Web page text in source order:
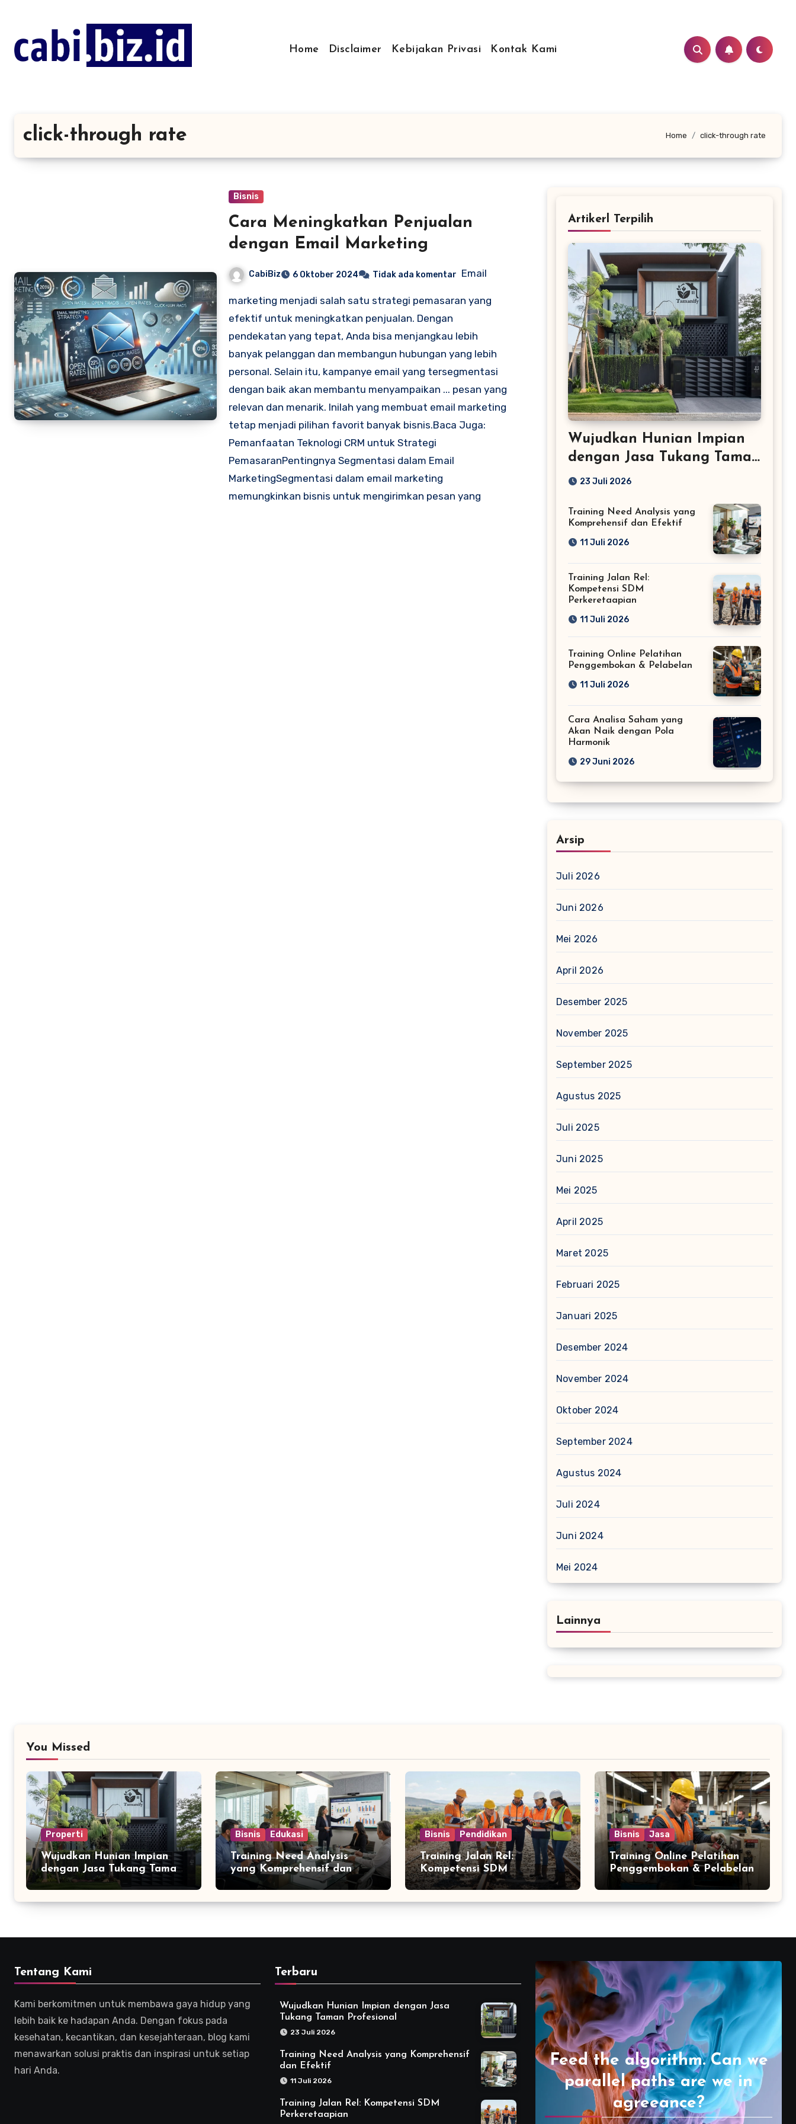
konten
Home
Disclaimer Kebijakan Privasi Kontak Kami
click-through rate Home click-through rate
Bisnis
Cara Meningkatkan Penjualan
dengan Email Marketing
CabiBiz 6 Oktober 2024 Tidak ada komentar Email
marketing menjadi salah satu strategi pemasaran yang
efektif untuk meningkatkan penjualan. Dengan
pendekatan yang tepat, Anda bisa menjangkau lebih
banyak pelanggan dan membangun hubungan yang lebih
personal. Selain itu, kampanye email yang tersegmentasi
dengan baik akan membantu menyampaikan ... pesan yang
relevan dan menarik. Inilah yang membuat email marketing
tetap menjadi pilihan favorit banyak bisnis.Baca Juga:
Pemanfaatan Teknologi CRM untuk Strategi
PemasaranPentingnya Segmentasi dalam Email
MarketingSegmentasi dalam email marketing
memungkinkan bisnis untuk mengirimkan pesan yang
Artikerl Terpilih
Wujudkan Hunian Impian
dengan Jasa Tukang Taman
Profesional
23 Juli 2026
Training Need Analysis yang
Komprehensif dan Efektif
11 Juli 2026
Training Jalan Rel:
Kompetensi SDM
Perkeretaapian
11 Juli 2026
Training Online Pelatihan
Penggembokan & Pelabelan
11 Juli 2026
Cara Analisa Saham yang
Akan Naik dengan Pola
Harmonik
29 Juni 2026
Arsip
Juli 2026
Juni 2026
Mei 2026
April 2026
Desember 2025
November 2025
September 2025
Agustus 2025
Juli 2025
Juni 2025
Mei 2025
April 2025
Maret 2025
Februari 2025
Januari 2025
Desember 2024
November 2024
Oktober 2024
September 2024
Agustus 2024
Juli 2024
Juni 2024
Mei 2024
Lainnya
You Missed
Properti
Wujudkan Hunian Impian
dengan Jasa Tukang Taman
Profesional
Bisnis Edukasi
Training Need Analysis
yang Komprehensif dan
Efektif
Bisnis Pendidikan
Training Jalan Rel:
Kompetensi SDM
Perkeretaapian
Bisnis Jasa
Training Online Pelatihan
Penggembokan & Pelabelan
Tentang Kami
Kami berkomitmen untuk membawa gaya hidup yang
lebih baik ke hadapan Anda. Dengan fokus pada
kesehatan, kecantikan, dan kesejahteraan, blog kami
menawarkan solusi praktis dan inspirasi untuk setiap
hari Anda.
Terbaru
Wujudkan Hunian Impian dengan Jasa
Tukang Taman Profesional
23 Juli 2026
Training Need Analysis yang Komprehensif
dan Efektif
11 Juli 2026
Training Jalan Rel: Kompetensi SDM
Perkeretaapian
Feed the algorithm. Can we
parallel paths are we in
agreeance?